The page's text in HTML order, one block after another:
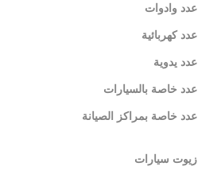
عدد وادوات
عدد كهربائية
عدد يدوية
عدد خاصة بالسيارات
عدد خاصة بمراكز الصيانة
زيوت سيارات